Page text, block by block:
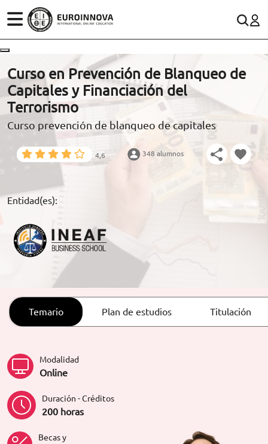
ESTUDIOS
CONOCE EUROINNOVA
BECAS Y FINANCIACIÓN
RECURSOS EDUCATIVOS
ARTÍCULOS
ORIENTACIÓN LABORAL
(+34)958 050 200(gratuito en España)
900 831 200
formacion@euroinnova.com
Curso en Prevención de Blanqueo de
Capitales y Financiación del
Terrorismo
Curso prevención de blanqueo de capitales
4,6 348 alumnos
Entidad(es):
Temario Plan de estudios Titulación
Modalidad
Online
Duración - Créditos
200 horas
Becas y